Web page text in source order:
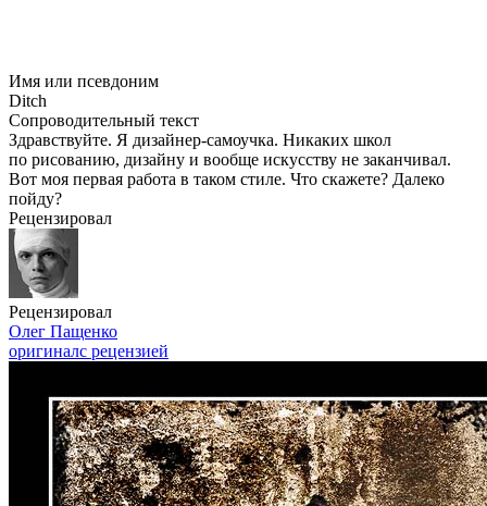
Имя или псевдоним
Ditch
Сопроводительный текст
Здравствуйте. Я дизайнер-самоучка. Никаких школ
по рисованию, дизайну и вообще искусству не заканчивал.
Вот моя первая работа в таком стиле. Что скажете? Далеко
пойду?
Рецензировал
Рецензировал
Олег Пащенко
оригиналс рецензией